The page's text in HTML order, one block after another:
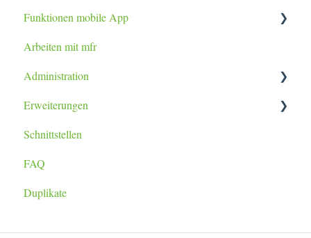
Funktionen mobile App
Tablet / Smartphone App
Arbeiten mit mfr
Administration
Datenimport
Berichtsanpassung
Erweiterungen
lexoffice Plugin
Schnittstellen
FAQ
Duplikate